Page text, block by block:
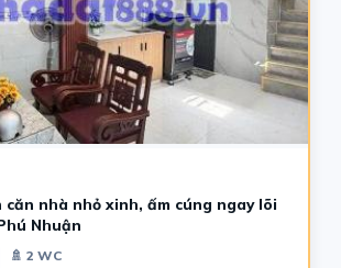
căn nhà nhỏ xinh, ấm cúng ngay lõi
Nhuận
🚿 2 WC